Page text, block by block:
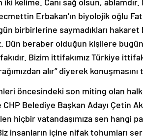
Erbakan’ın biyolojik oğlu
birbirlerine saymadıkları hakaret
Dün beraber olduğun kişilere
Bizim ittifakımız Türkiye
alır” diyerek konuşmasını
öncesindeki son miting olan
Belediye Başkan Adayı Çetin
hiçbir vatandaşımıza sen hangi
insanların içine nifak tohumları